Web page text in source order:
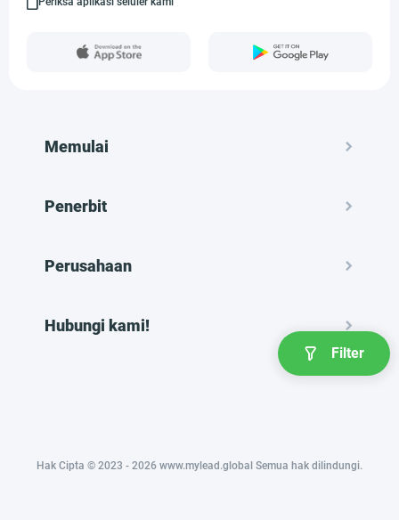
Filter
Memulai
Penerbit
Perusahaan
Hubungi kami!
Hak Cipta © 2023 - 2026 www.mylead.global Semua hak dilindungi.